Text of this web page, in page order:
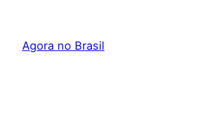
Agora no Brasil